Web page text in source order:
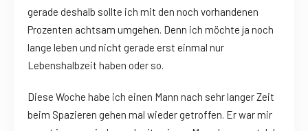
gerade deshalb sollte ich mit den noch vorhandenen
Prozenten achtsam umgehen. Denn ich möchte ja noch
lange leben und nicht gerade erst einmal nur
Lebenshalbzeit haben oder so.
Diese Woche habe ich einen Mann nach sehr langer Zeit
beim Spazieren gehen mal wieder getroffen. Er war mir